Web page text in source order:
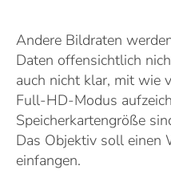
Andere Bildraten
Daten offensichtlich
auch nicht klar, mit wie
Full-HD-Modus
Speicherkartengröße
Das Objektiv soll einen
einfangen.